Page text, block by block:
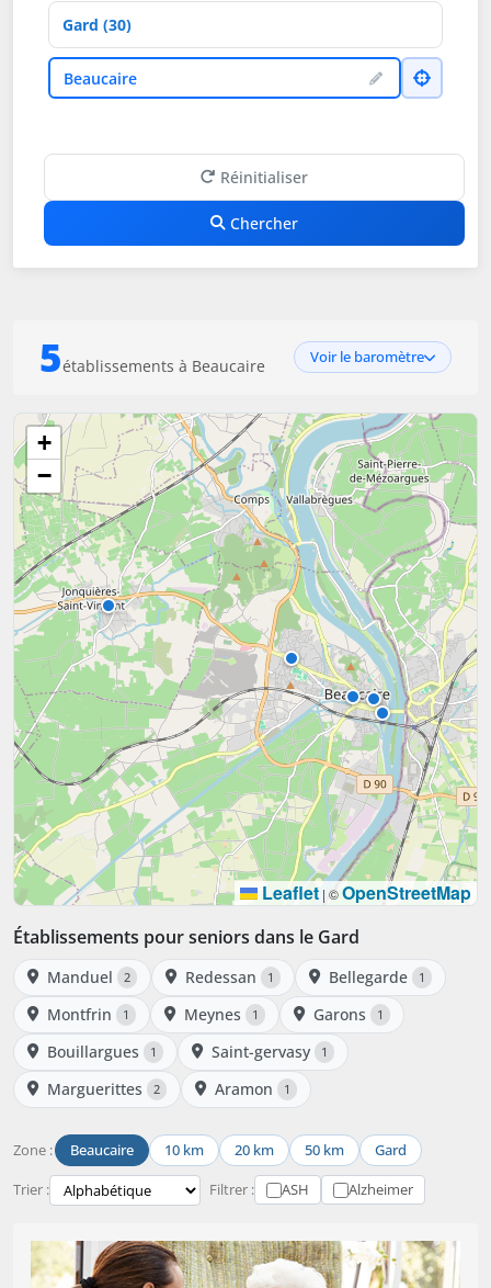
Département
VilleBeaucaire
Réinitialiser
Chercher
5établissements à Beaucaire Voir le baromètre
+
−
Leaflet | ©OpenStreetMap
Établissements pour seniors dans le Gard
Manduel 2 Redessan 1 Bellegarde 1
Montfrin 1 Meynes 1 Garons 1
Bouillargues 1 Saint-gervasy 1
Marguerittes 2 Aramon 1
Zone : Beaucaire 10 km 20 km 50 km Gard
Trier : Filtrer : ASH Alzheimer